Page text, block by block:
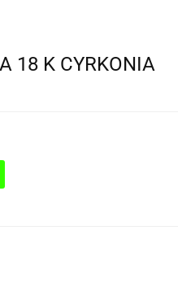
18 K CYRKONIA